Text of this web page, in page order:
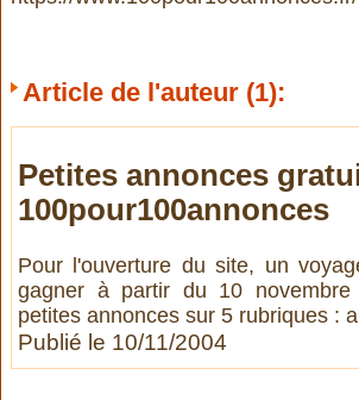
Article de l'auteur (1):
Petites annonces
100pour100annonces
Pour l'ouverture du site, un
gagner à partir du 10 novembre
petites annonces sur 5 rubriques :
Publié le 10/11/2004